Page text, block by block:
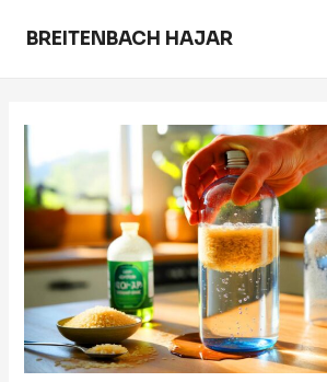
BREITENBACH HAJAR